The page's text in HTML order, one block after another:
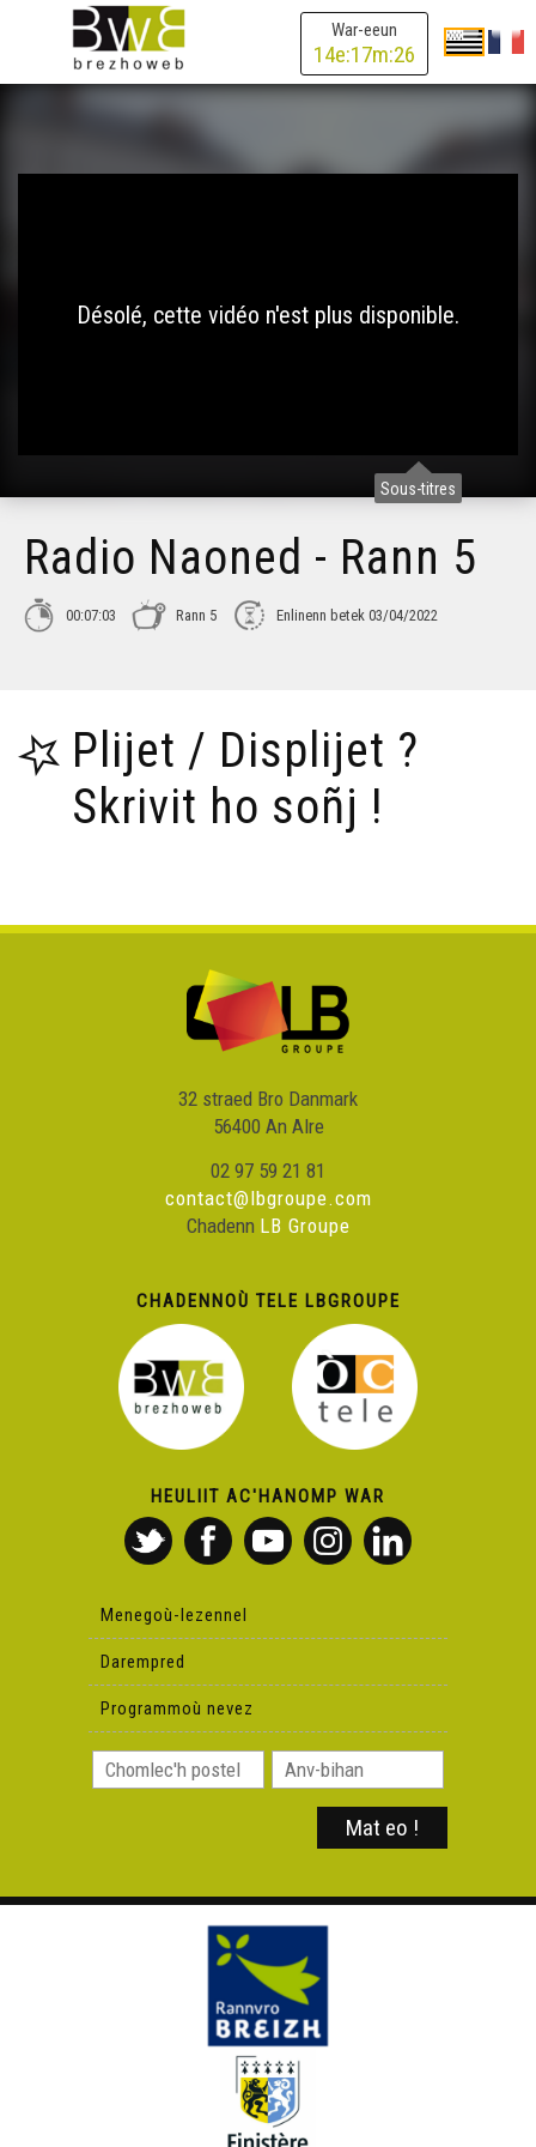
War-eeun
14e:17m:26
Sous-titres
Désolé, cette vidéo n'est plus disponible.
Radio Naoned - Rann 5
00:07:03 Rann 5 Enlinenn betek 03/04/2022
Plijet / Displijet ?
Skrivit ho soñj !
32 straed Bro Danmark
56400 An Alre
02 97 59 21 81
contact@lbgroupe.com
Chadenn LB Groupe
CHADENNOÙ TELE LBGROUPE
HEULIIT AC'HANOMP WAR
Menegoù-lezennel
Darempred
Programmoù nevez